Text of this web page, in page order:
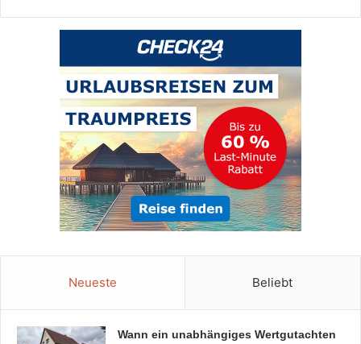
Neueste Beliebt
Wann ein unabhängiges Wertgutachten